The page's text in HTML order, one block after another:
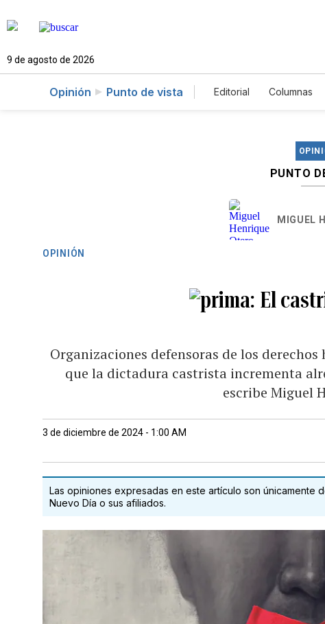
9 de agosto de 2026
Opinión Punto de vista Editorial Columnas
PUNTO
MIGUEL
OPINIÓN
El
Organizaciones defensoras de los
que la dictadura castrista incrementa
escribe Miguel
3 de diciembre de 2024 - 1:00 AM
Las opiniones expresadas en este artículo son únicamente
Nuevo Día o sus afiliados.